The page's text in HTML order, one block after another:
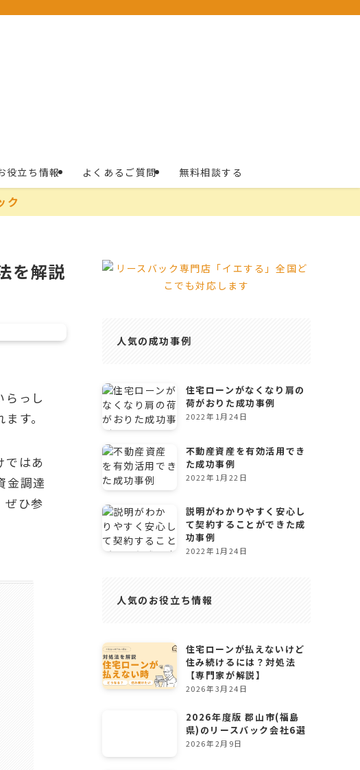
役立ち情報 よくあるご質問 無料相談する
ク
を解説
らっし
す。
ではあ
金調達
ぜひ参
人気の成功事例
住宅ローンがなくなり肩の
荷がおりた成功事例
2022年1月24日
不動産資産を有効活用でき
た成功事例
2022年1月22日
説明がわかりやすく安心し
て契約することができた成
功事例
2022年1月24日
人気のお役立ち情報
住宅ローンが払えないけど
住み続けるには？対処法
【専門家が解説】
2026年3月24日
2026年度版 郡山市(福島
県)のリースバック会社6選
2026年2月9日